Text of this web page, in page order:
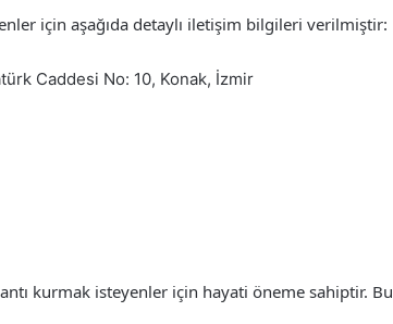
için aşağıda detaylı iletişim bilgileri verilmiştir:
Caddesi No: 10, Konak, İzmir
kurmak isteyenler için hayati öneme sahiptir. Bu